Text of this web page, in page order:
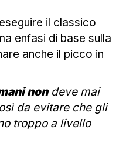
il classico
enfasi di base sulla
anche il picco in
nondeve mai
da evitare che gli
troppo a livello